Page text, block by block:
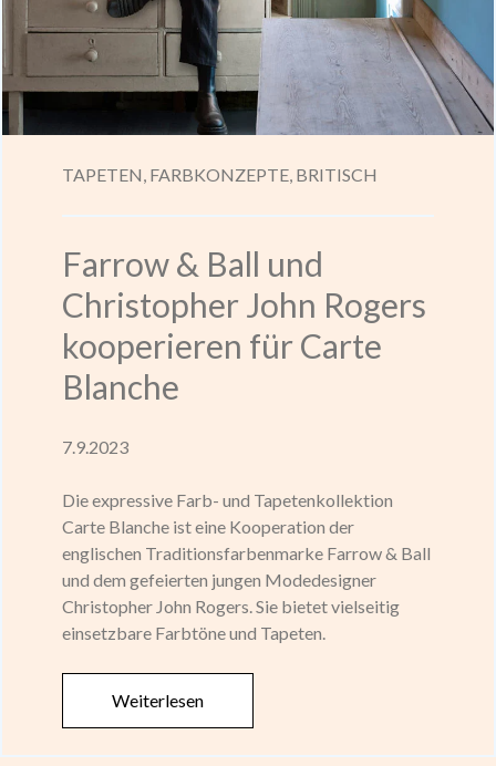
TAPETEN, FARBKONZEPTE, BRITISCH
Farrow & Ball und
Christopher John Rogers
kooperieren für Carte
Blanche
7.9.2023
Die expressive Farb- und Tapetenkollektion
Carte Blanche ist eine Kooperation der
englischen Traditionsfarbenmarke Farrow & Ball
und dem gefeierten jungen Modedesigner
Christopher John Rogers. Sie bietet vielseitig
einsetzbare Farbtöne und Tapeten.
Weiterlesen